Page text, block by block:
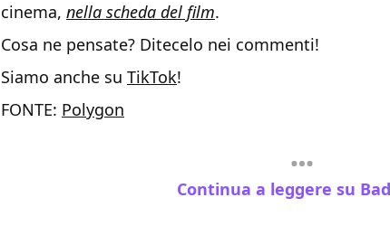
cinema, nella scheda del film.
Cosa ne pensate? Ditecelo nei commenti!
Siamo anche su TikTok!
FONTE: Polygon
Continua a leggere su